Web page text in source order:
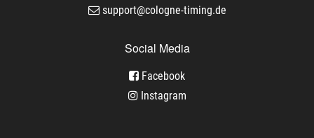
support@cologne-timing.de
Social Media
Facebook
Instagram